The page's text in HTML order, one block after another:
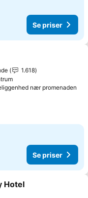
Se priser
1.618
nær promenaden
Se priser
Hotel